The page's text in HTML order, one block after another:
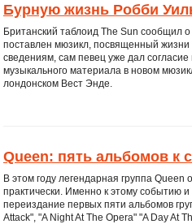
Бурную жизнь Робби
Британский таблоид The Sun сообщил
поставлен мюзикл, посвященный
сведениям, сам певец уже дал
музыкального материала в новом
лондонском Вест Энде.
Queen: пять альбомов к
В этом году легендарная группа
практически. Именно к этому событию
переиздание первых пяти альбомов
Attack", "A Night At The Opera" "A Day At